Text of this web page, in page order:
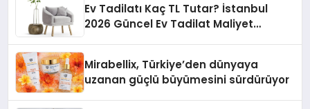
Ev Tadilatı Kaç TL Tutar? İstanbul
2026 Güncel Ev Tadilat Maliyet
Mirabellix, Türkiye’den dünyaya
uzanan güçlü büyümesini sürdürüyor